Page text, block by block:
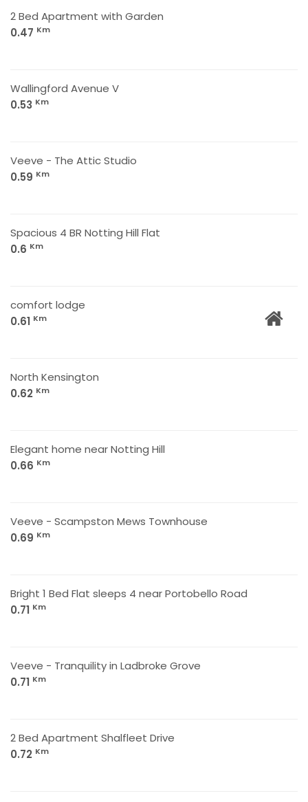
2 Bed Apartment with Garden
0.47 Km
Wallingford Avenue V
0.53 Km
Veeve - The Attic Studio
0.59 Km
Spacious 4 BR Notting Hill Flat
0.6 Km
comfort lodge
0.61 Km
North Kensington
0.62 Km
Elegant home near Notting Hill
0.66 Km
Veeve - Scampston Mews Townhouse
0.69 Km
Bright 1 Bed Flat sleeps 4 near Portobello Road
0.71 Km
Veeve - Tranquility in Ladbroke Grove
0.71 Km
2 Bed Apartment Shalfleet Drive
0.72 Km